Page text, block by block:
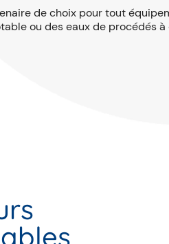
de choix pour tout
ou des eaux de procédés